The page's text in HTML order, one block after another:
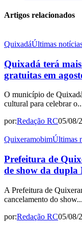
Artigos relacionados
QuixadáÚltimas
Quixadá terá
gratuitas em
O município de
cultural para celebrar
por:Redação RC05/08/
QuixeramobimÚltimas
Prefeitura de
de show da
A Prefeitura de
cancelamento do show...
por:Redação RC05/08/